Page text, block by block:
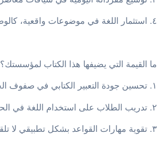
٤. استثمار اللغة في موضوعات واقعية، كالوصف، والحقوق، والمواقف الحياتية
ما القيمة التي يضيفها هذا الكتاب لمؤسستك؟
١. تحسين جودة التعبير الكتابي في صفوف الحلقة الأولى
٢. تدريب الطلاب على استخدام اللغة في الحياة اليومية، لا في التمارين الجافة
٣. تقوية مهارات القواعد بشكل تطبيقي لا تلقيني